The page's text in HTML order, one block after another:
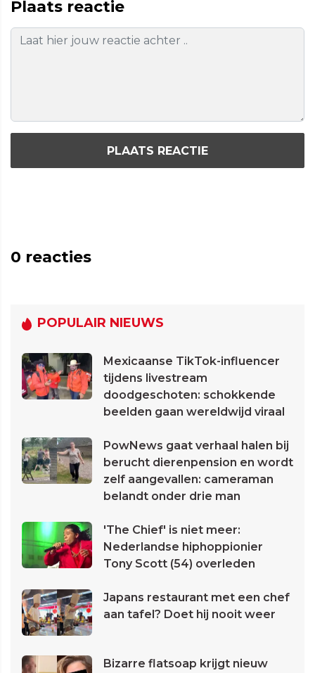
Plaats reactie
PLAATS REACTIE
0 reacties
POPULAIR NIEUWS
Mexicaanse TikTok-influencer
tijdens livestream
doodgeschoten: schokkende
beelden gaan wereldwijd viraal
PowNews gaat verhaal halen bij
berucht dierenpension en wordt
zelf aangevallen: cameraman
belandt onder drie man
'The Chief' is niet meer:
Nederlandse hiphoppionier
Tony Scott (54) overleden
Japans restaurant met een chef
aan tafel? Doet hij nooit weer
Bizarre flatsoap krijgt nieuw